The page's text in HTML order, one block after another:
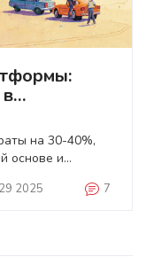
на 30-40%,
основе и
систему как
2025 7